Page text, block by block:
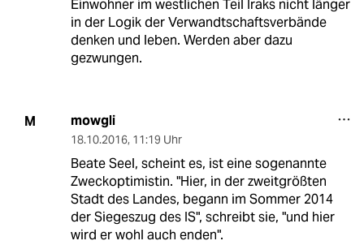
Einwohner im westlichen Teil Iraks nicht länger
in der Logik der Verwandtschaftsverbände
denken und leben. Werden aber dazu
gezwungen.
M mowgli
18.10.2016, 11:19 Uhr
Beate Seel, scheint es, ist eine sogenannte
Zweckoptimistin. "Hier, in der zweitgrößten
Stadt des Landes, begann im Sommer 2014
der Siegeszug des IS", schreibt sie, "und hier
wird er wohl auch enden".